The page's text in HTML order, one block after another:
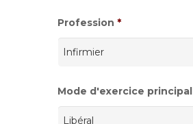
Profession *
Mode d'exercice principal